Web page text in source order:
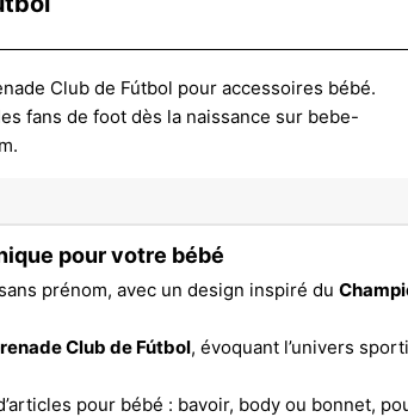
pour votre bébé
prénom, avec un design inspiré du
Club de Fútbol, évoquant l’univers
pour bébé : bavoir, body ou bonnet,